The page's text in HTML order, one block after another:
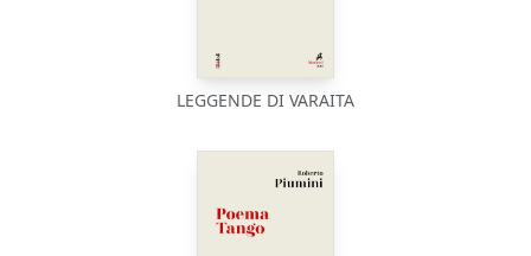
LEGGENDE DI VARAITA